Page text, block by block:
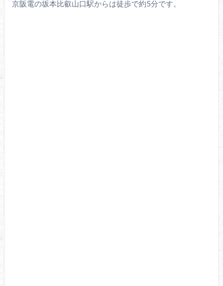
京阪電の坂本比叡山口駅からは徒歩で約5分です。